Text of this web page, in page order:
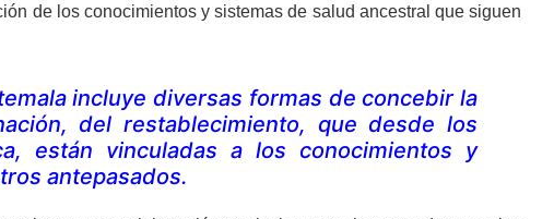
de los conocimientos y sistemas de salud ancestral que siguen
incluye diversas formas de concebir la
del restablecimiento, que desde los
están vinculadas a los conocimientos y
antepasados.